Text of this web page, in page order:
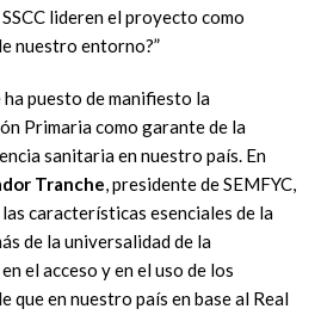
lideren el proyecto como
nuestro entorno?”
puesto de manifiesto la
Primaria como garante de la
sanitaria en nuestro país. En
Tranche, presidente de SEMFYC,
las características esenciales de la
de la universalidad de la
el acceso y en el uso de los
que en nuestro país en base al Real